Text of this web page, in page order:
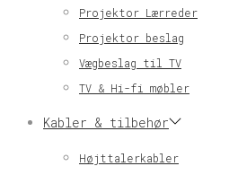
Projektor Lærreder
Projektor beslag
Vægbeslag til TV
TV & Hi-fi møbler
Kabler & tilbehør
Højttalerkabler